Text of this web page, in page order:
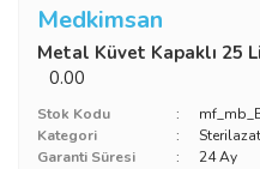
Medkimsan
Metal Küvet Kapaklı 25
0.00
Stok Kodu
Kategori
Garanti Süresi
24 Ay